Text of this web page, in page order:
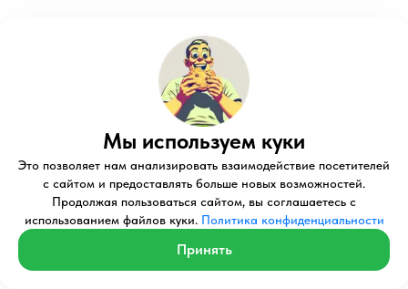
иногда автоматизация может ощущаться
слишком «холодной».
Автоматизация упрощает взаимодействие с
лидами и значительно ускоряет процесс, однако
важно помнить о персонализации, чтобы не
потерять человеческий контакт, который ценят
клиенты.
Мы используем куки
Это позволяет нам анализировать взаимодействие посетителей
с сайтом и предоставлять больше новых возможностей.
Продолжая пользоваться сайтом, вы соглашаетесь с
использованием файлов куки. Политика конфиденциальности
Принять